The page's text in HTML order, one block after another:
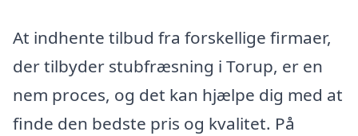
At indhente tilbud fra forskellige firmaer,
der tilbyder stubfræsning i Torup, er en
nem proces, og det kan hjælpe dig med at
finde den bedste pris og kvalitet. På